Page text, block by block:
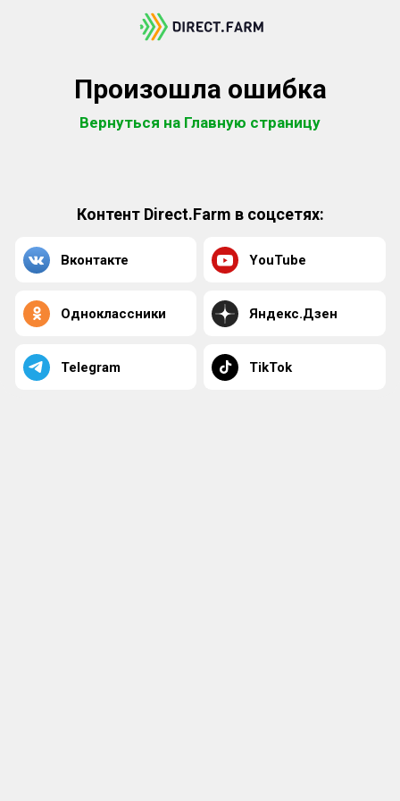
Произошла ошибка
Вернуться на Главную страницу
Контент Direct.Farm в соцсетях:
Вконтакте YouTube
Одноклассники Яндекс.Дзен
Telegram TikTok